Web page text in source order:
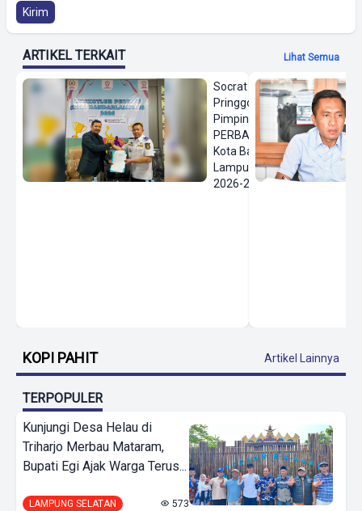
Kirim
ARTIKEL TERKAIT Lihat Semua
Socrat
Pringgodanu
Pimpin
PERBASI
Kota Bandar
Lampung
2026-2030
KOPI PAHIT Artikel Lainnya
TERPOPULER
Kunjungi Desa Helau di
Triharjo Merbau Mataram,
Bupati Egi Ajak Warga Terus...
LAMPUNG SELATAN 573